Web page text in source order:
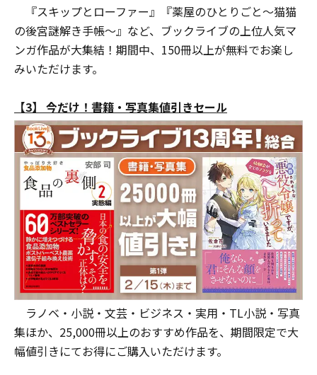
『スキップとローファー』『薬屋のひとりごと～猫猫
の後宮謎解き手帳～』など、ブックライブの上位人気マ
ンガ作品が大集結！期間中、150冊以上が無料でお楽し
みいただけます。
【3】 今だけ！書籍・写真集値引きセール
ラノベ・小説・文芸・ビジネス・実用・TL小説・写真
集ほか、25,000冊以上のおすすめ作品を、期間限定で大
幅値引きにてお得にご購入いただけます。